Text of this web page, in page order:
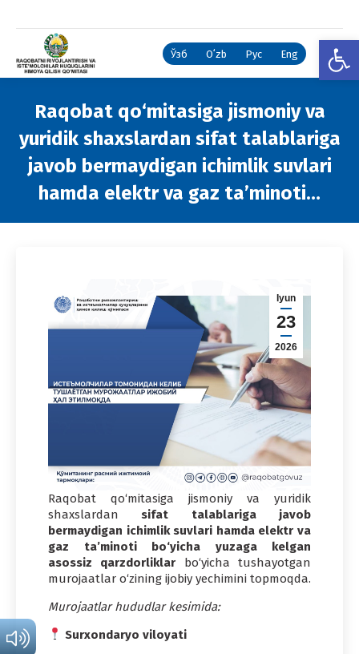
Ўзб Oʻzb Рус Eng
Raqobat qo‘mitasiga jismoniy va
yuridik shaxslardan sifat talablariga
javob bermaydigan ichimlik suvlari
hamda elektr va gaz ta’minoti…
Iyun
23
2026
Raqobat qo‘mitasiga jismoniy va yuridik
shaxslardan sifat talablariga javob
bermaydigan ichimlik suvlari hamda elektr va
gaz ta’minoti bo‘yicha yuzaga kelgan
asossiz qarzdorliklar bo‘yicha tushayotgan
murojaatlar o‘zining ijobiy yechimini topmoqda.
Murojaatlar hududlar kesimida:
Surxondaryo viloyati